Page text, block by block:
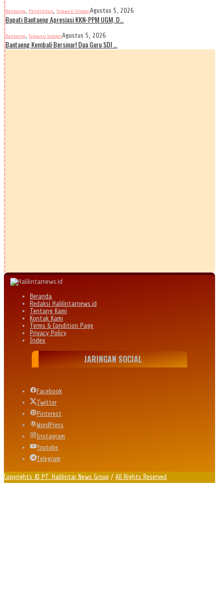
Bantaeng, Pendidikan, Sulawesi SelatanAgustus 5, 2026
Bupati Bantaeng Apresiasi KKN-PPM UGM, D…
Bantaeng, Sulawesi SelatanAgustus 5, 2026
Bantaeng Kembali Bersinar! Dua Guru SDI …
Beranda
Redaksi Halilintarnews.id
Tentang Kami
Kontak Kami
Terms & Condition Page
Privacy Policy
Index
JARINGAN SOCIAL
Facebook
Twitter
Pinterest
WordPress
Instagram
Youtube
Telegram
Copyrights © PT. Halilintar News Group / All Rights Reserved